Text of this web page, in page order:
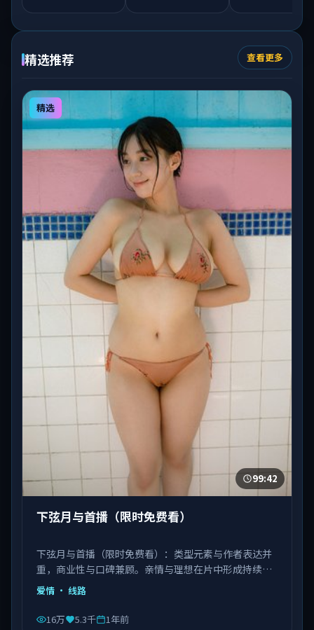
精选推荐 查看更多
精选
99:42
下弦月与首播（限时免费看）
下弦月与首播（限时免费看）：类型元素与作者表达并
重，商业性与口碑兼顾。亲情与理想在片中形成持续拉
扯。由饶晓志执导，白宇、刘亦菲、肖央等主演，中国
台湾出品，类型为爱情。
爱情 · 线路
16万 5.3千 1年前